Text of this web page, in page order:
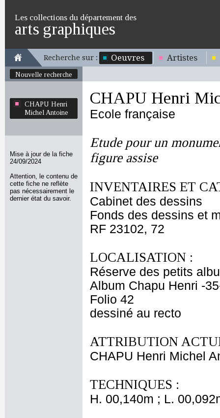
Les collections du département des
arts graphiques
Recherche sur : Oeuvres Artistes
Nouvelle recherche
CHAPU Henri
Michel Antoine
Mise à jour de la fiche
24/09/2024
Attention, le contenu de
cette fiche ne reflète
pas nécessairement le
dernier état du savoir.
CHAPU Henri
Ecole française
Etude pour un
figure assise
INVENTAIRES ET
Cabinet des dessins
Fonds des dessins et
RF 23102, 72
LOCALISATION :
Réserve des petits
Album Chapu Henri -
Folio 42
dessiné au recto
ATTRIBUTION
CHAPU Henri Michel
TECHNIQUES :
H. 00,140m ; L.